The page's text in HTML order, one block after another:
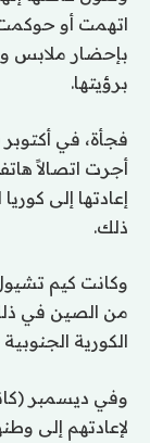
اتهمت أو حوكمت
بإحضار ملابس
برؤيتها.
فجأة، في
أجرت اتصالاً
إعادتها إلى
ذلك.
من الصين في
الكورية
وفي ديسمبر